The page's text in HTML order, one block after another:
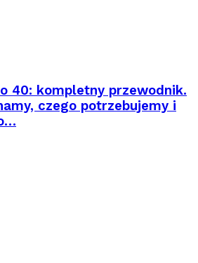
40: kompletny przewodnik.
czego potrzebujemy i